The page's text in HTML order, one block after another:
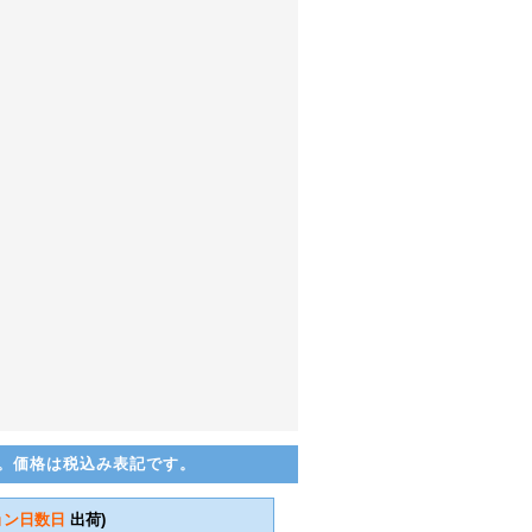
格は税込み表記です。
ン日数 日 出荷)